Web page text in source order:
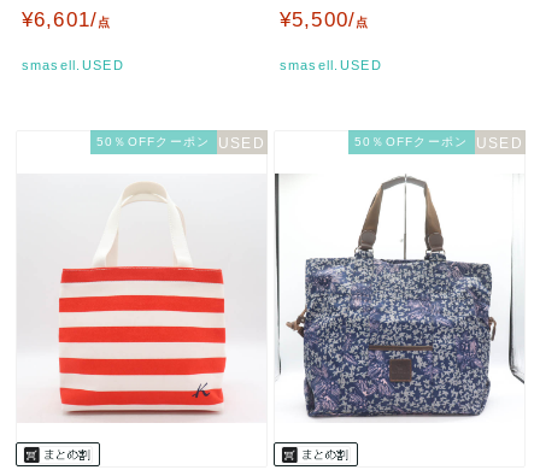
バン ブランド レディース アイ…
¥6,601/点
smasell.USED
ィース ピンク Kipling…
¥5,500/点
smasell.USED
50％OFFクーポン 50％OFFクーポン